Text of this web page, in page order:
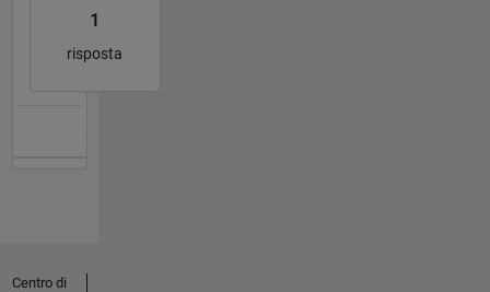
1
risposta
Centro di